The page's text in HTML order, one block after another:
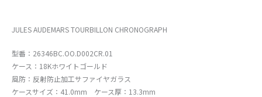
JULES AUDEMARS TOURBILLON CHRONOGRAPH
型番：26346BC.OO.D002CR.01
ケース：18Kホワイトゴールド
風防：反射防止加工サファイヤガラス
ケースサイズ：41.0mm ケース厚：13.3mm